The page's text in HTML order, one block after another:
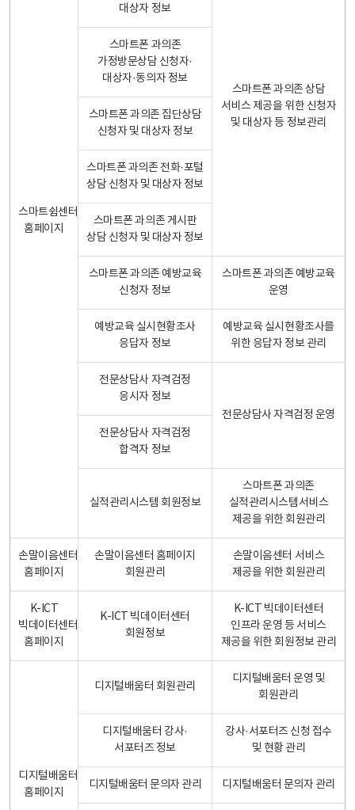
스마트쉼센터
홈페이지
대상자 정보
스마트폰 과의존 상담
서비스 제공을 위한 신청자
및 대상자 등 정보관리
스마트폰 과의존
가정방문상담 신청자·
대상자·동의자 정보
스마트폰 과의존 집단상담
신청자 및 대상자 정보
스마트폰 과의존 전화·포털
상담 신청자 및 대상자 정보
스마트폰 과의존 게시판
상담 신청자 및 대상자 정보
스마트폰 과의존 예방교육
신청자 정보
스마트폰 과의존 예방교육
운영
예방교육 실시현황조사
응답자 정보
예방교육 실시현황조사를
위한 응답자 정보 관리
전문상담사 자격검정
응시자 정보
전문상담사 자격검정 운영
전문상담사 자격검정
합격자 정보
실적관리시스템 회원정보
스마트폰 과의존
실적관리시스템서비스
제공을 위한 회원관리
손말이음센터
홈페이지
손말이음센터 홈페이지
회원관리
손말이음센터 서비스
제공을 위한 회원관리
K-ICT
빅데이터센터
홈페이지
K-ICT 빅데이터센터
회원정보
K-ICT 빅데이터센터
인프라 운영 등 서비스
제공을 위한 회원정보 관리
디지털배움터
홈페이지
디지털배움터 회원관리
디지털배움터 운영 및
회원관리
디지털배움터 강사·
서포터즈 정보
강사·서포터즈 신청 접수
및 현황 관리
디지털배움터 문의자 관리 디지털배움터 문의자 관리